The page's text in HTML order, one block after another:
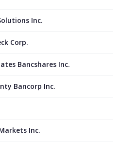
Inc.
Corp.
Bancshares Inc.
Bancorp Inc.
Inc.